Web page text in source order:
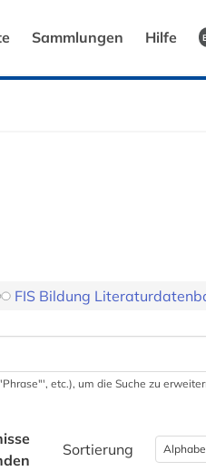
Sammlungen Hilfe
FIS Bildung
etc.), um die Suche zu
Sortierung